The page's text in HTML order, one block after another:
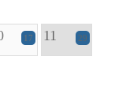
17 11 29